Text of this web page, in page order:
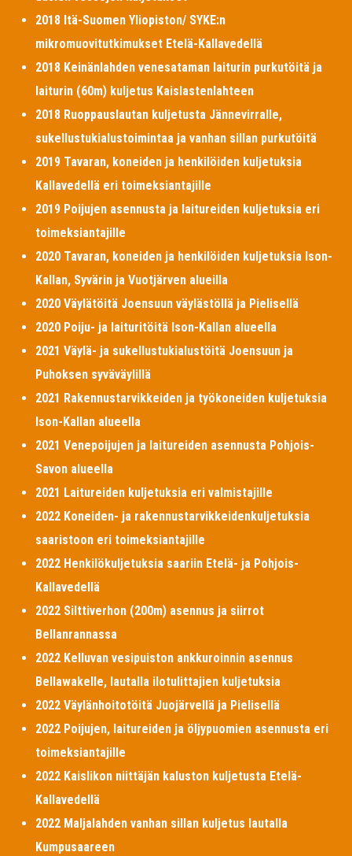
2018 Itä-Suomen Yliopiston/ SYKE:n
mikromuovitutkimukset Etelä-Kallavedellä
2018 Keinänlahden venesataman laiturin purkutöitä ja
laiturin (60m) kuljetus Kaislastenlahteen
2018 Ruoppauslautan kuljetusta Jännevirralle,
sukellustukialustoimintaa ja vanhan sillan purkutöitä
2019 Tavaran, koneiden ja henkilöiden kuljetuksia
Kallavedellä eri toimeksiantajille
2019 Poijujen asennusta ja laitureiden kuljetuksia eri
toimeksiantajille
2020 Tavaran, koneiden ja henkilöiden kuljetuksia Ison-
Kallan, Syvärin ja Vuotjärven alueilla
2020 Väylätöitä Joensuun väylästöllä ja Pielisellä
2020 Poiju- ja laituritöitä Ison-Kallan alueella
2021 Väylä- ja sukellustukialustöitä Joensuun ja
Puhoksen syväväylillä
2021 Rakennustarvikkeiden ja työkoneiden kuljetuksia
Ison-Kallan alueella
2021 Venepoijujen ja laitureiden asennusta Pohjois-
Savon alueella
2021 Laitureiden kuljetuksia eri valmistajille
2022 Koneiden- ja rakennustarvikkeidenkuljetuksia
saaristoon eri toimeksiantajille
2022 Henkilökuljetuksia saariin Etelä- ja Pohjois-
Kallavedellä
2022 Silttiverhon (200m) asennus ja siirrot
Bellanrannassa
2022 Kelluvan vesipuiston ankkuroinnin asennus
Bellawakelle, lautalla ilotulittajien kuljetuksia
2022 Väylänhoitotöitä Juojärvellä ja Pielisellä
2022 Poijujen, laitureiden ja öljypuomien asennusta eri
toimeksiantajille
2022 Kaislikon niittäjän kaluston kuljetusta Etelä-
Kallavedellä
2022 Maljalahden vanhan sillan kuljetus lautalla
Kumpusaareen